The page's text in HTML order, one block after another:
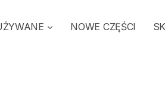
NOWE CZĘŚCI